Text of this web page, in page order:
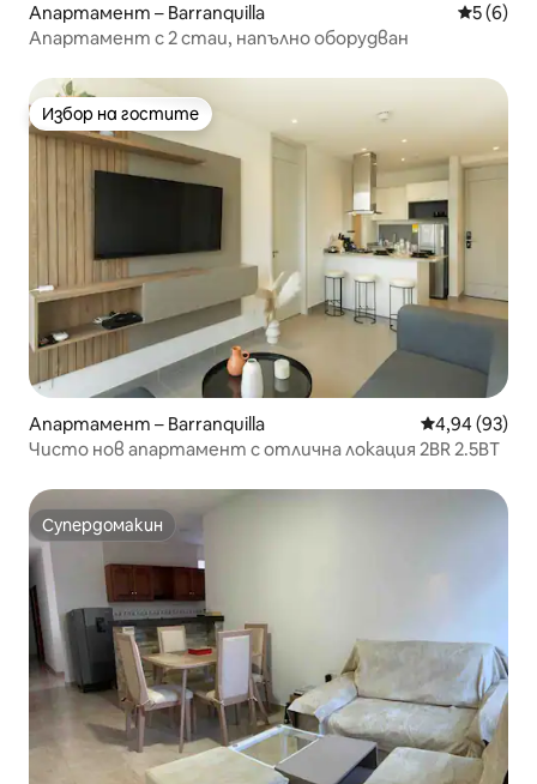
Апартамент – Barranquilla Средна
5 (6)
Апартамент с 2 стаи, напълно оборудван
Избор на гостите
Избор на гостите
Апартамент – Barranquilla Средна
4,94 (93)
Чисто нов апартамент с отлична локация 2BR 2.5BT
Супердомакин
Супердомакин